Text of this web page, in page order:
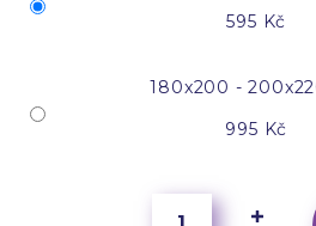
595 Kč
180x200 -
995 Kč